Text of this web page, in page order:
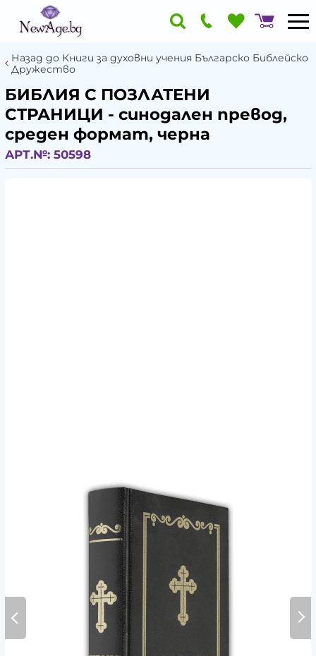
Назад до Книги за духовни учения Българско Библейско
Дружество
БИБЛИЯ С ПОЗЛАТЕНИ
СТРАНИЦИ - синодален превод,
среден формат, черна
АРТ.№: 50598